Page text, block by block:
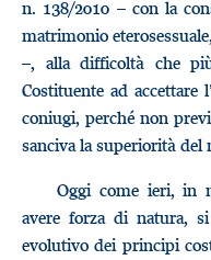
n. 138/2010 – con la
matrimonio
–, alla difficoltà che
Costituente ad accettare
coniugi, perché non
sanciva la superiorità del
Oggi come ieri, in
avere forza di natura,
evolutivo dei principi